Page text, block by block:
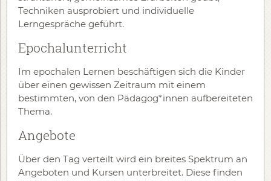
Techniken ausprobiert und individuelle
Lerngespräche geführt.
Epochalunterricht
Im epochalen Lernen beschäftigen sich die Kinder
über einen gewissen Zeitraum mit einem
bestimmten, von den Pädagog*innen aufbereiteten
Thema.
Angebote
Über den Tag verteilt wird ein breites Spektrum an
Angeboten und Kursen unterbreitet. Diese finden